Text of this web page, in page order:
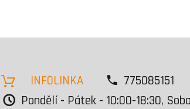
INFOLINKA 775085151
Pondělí - Pátek - 10:00-18:30,